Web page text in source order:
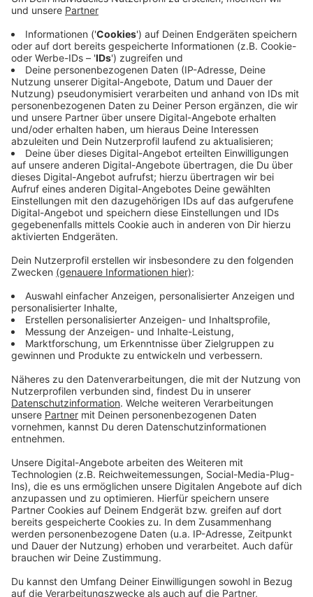
steht nach Informationen der Deutschen Presse-
Runde der Kanzlerin mit den Ministerpräsidenten an
diesem Donnerstag. Die Hygiene-Regeln seien
unbedingt einzuhalten, heißt es.
Anzeige
Großveranstaltungen sollen bis 31.
Dezember verboten werden - Ausnahmen
möglich
Anzeige
Großveranstaltungen wie Volksfeste, größere
Sportveranstaltungen mit Zuschauern, größere
Konzerte, Festivals oder Dorf-Schützenfeste sollen
nach Vorstellungen der Regierungschefin bis
mindestens 31. Dezember 2020 verboten bleiben.
Ausnahmen könne es in Regionen mit sehr geringen
Infektionszahlen geben, wenn sichergestellt sei, dass
die Teilnehmer ausschließlich aus dieser Region oder
aus umliegenden Regionen mit entsprechenden
Entwicklungen kommen, heißt es in der Vorlage.
Anzeige
Werden Privatfeiern auf 25 Teilnehmer
Anzeige